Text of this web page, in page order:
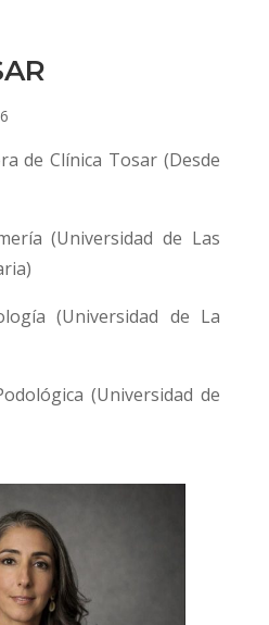
de Clínica Tosar (Desde
(Universidad de Las
(Universidad de La
(Universidad de